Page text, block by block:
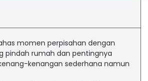
momen perpisahan dengan
pindah rumah dan pentingnya
kenangan sederhana namun